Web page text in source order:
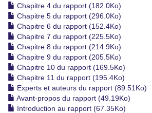
Chapitre 4 du rapport (182.0Ko)
Chapitre 5 du rapport (296.0Ko)
Chapitre 6 du rapport (152.4Ko)
Chapitre 7 du rapport (225.5Ko)
Chapitre 8 du rapport (214.9Ko)
Chapitre 9 du rapport (205.5Ko)
Chapitre 10 du rapport (169.5Ko)
Chapitre 11 du rapport (195.4Ko)
Experts et auteurs du rapport (89.51Ko)
Avant-propos du rapport (49.19Ko)
Introduction au rapport (67.35Ko)